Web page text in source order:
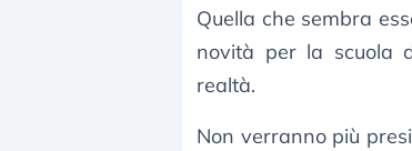
Quella che sembra
novità per la scuola
realtà.
Non verranno più